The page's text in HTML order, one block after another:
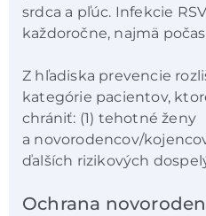
srdca a pľúc. Infekcie
každoročne, najmä
Z hľadiska prevencie
kategórie pacientov,
chrániť: (1) tehotné ženy
a novorodencov/
ďalších rizikových
Ochrana